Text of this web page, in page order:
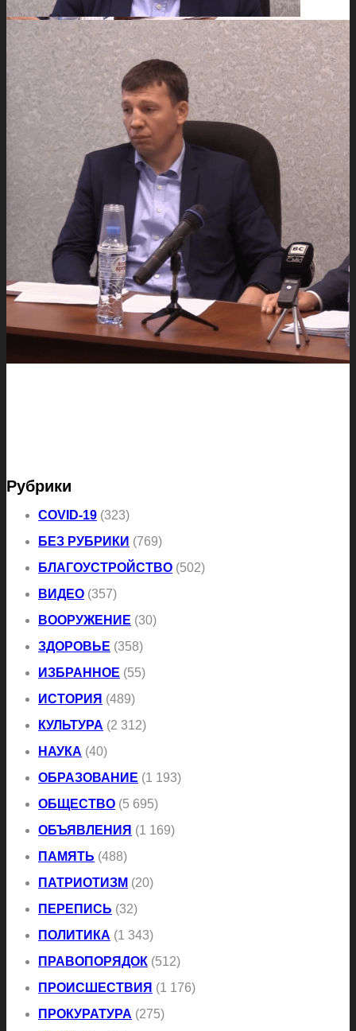
Рубрики
COVID-19 (323)
БЕЗ РУБРИКИ (769)
БЛАГОУСТРОЙСТВО (502)
ВИДЕО (357)
ВООРУЖЕНИЕ (30)
ЗДОРОВЬЕ (358)
ИЗБРАННОЕ (55)
ИСТОРИЯ (489)
КУЛЬТУРА (2 312)
НАУКА (40)
ОБРАЗОВАНИЕ (1 193)
ОБЩЕСТВО (5 695)
ОБЪЯВЛЕНИЯ (1 169)
ПАМЯТЬ (488)
ПАТРИОТИЗМ (20)
ПЕРЕПИСЬ (32)
ПОЛИТИКА (1 343)
ПРАВОПОРЯДОК (512)
ПРОИСШЕСТВИЯ (1 176)
ПРОКУРАТУРА (275)